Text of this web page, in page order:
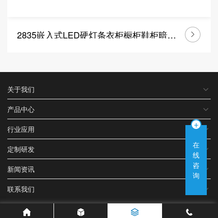
2835嵌入式LED硬灯条衣柜橱柜鞋柜暗装低压12V线条灯
关于我们
产品中心
行业应用
定制研发
新闻资讯
联系我们
+
在
线
咨
询